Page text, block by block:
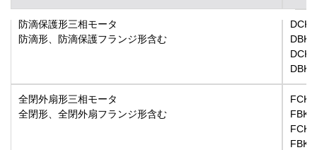
防滴保護形三相モータ
防滴形、防滴保護フランジ形含む
DCK
DBK
全閉外扇形三相モータ
全閉形、全閉外扇フランジ形含む
FCK8
FBK8